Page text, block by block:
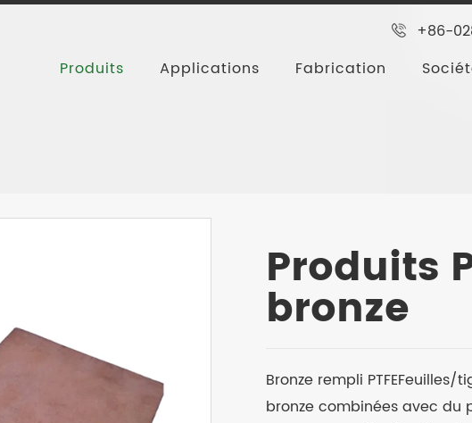
+86-
Produits
Applications Fabrication
Produits
bronze
Bronze rempli PTFEFeuilles/
bronze combinées avec du